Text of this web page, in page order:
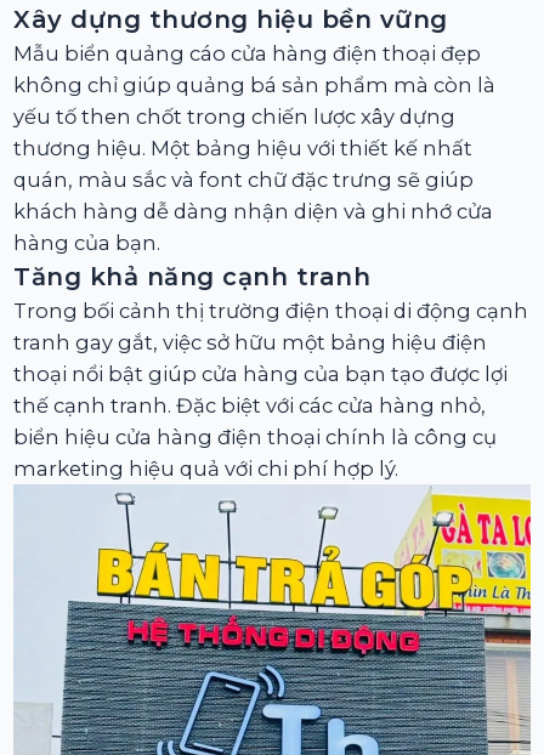
Xây dựng thương hiệu bền vững
Mẫu biển quảng cáo cửa hàng điện thoại đẹp
không chỉ giúp quảng bá sản phẩm mà còn là
yếu tố then chốt trong chiến lược xây dựng
thương hiệu. Một bảng hiệu với thiết kế nhất
quán, màu sắc và font chữ đặc trưng sẽ giúp
khách hàng dễ dàng nhận diện và ghi nhớ cửa
hàng của bạn.
Tăng khả năng cạnh tranh
Trong bối cảnh thị trường điện thoại di động cạnh
tranh gay gắt, việc sở hữu một bảng hiệu điện
thoại nổi bật giúp cửa hàng của bạn tạo được lợi
thế cạnh tranh. Đặc biệt với các cửa hàng nhỏ,
biển hiệu cửa hàng điện thoại chính là công cụ
marketing hiệu quả với chi phí hợp lý.